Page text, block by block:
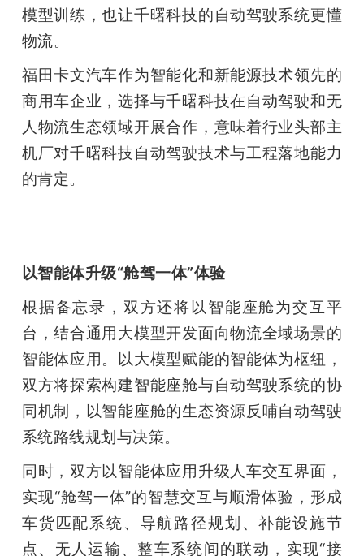
模型训练，也让千曙科技的自动驾驶系统更懂
物流。
福田卡文汽车作为智能化和新能源技术领先的
商用车企业，选择与千曙科技在自动驾驶和无
人物流生态领域开展合作，意味着行业头部主
机厂对千曙科技自动驾驶技术与工程落地能力
的肯定。
以智能体升级“舱驾一体”体验
根据备忘录，双方还将以智能座舱为交互平
台，结合通用大模型开发面向物流全域场景的
智能体应用。以大模型赋能的智能体为枢纽，
双方将探索构建智能座舱与自动驾驶系统的协
同机制，以智能座舱的生态资源反哺自动驾驶
系统路线规划与决策。
同时，双方以智能体应用升级人车交互界面，
实现“舱驾一体”的智慧交互与顺滑体验，形成
车货匹配系统、导航路径规划、补能设施节
点、无人运输、整车系统间的联动，实现“接